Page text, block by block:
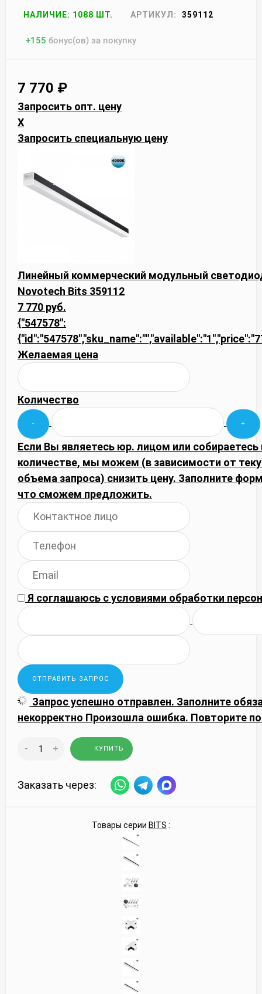
НАЛИЧИЕ: 1088 ШТ. АРТИКУЛ: 359112
+155 бонус(ов) за покупку
7 770 ₽
Запросить опт. цену
X
Запросить специальную цену
Линейный коммерческий модульный
Novotech Bits 359112
7 770 руб.
{"547578":
Желаемая цена
Количество
Если Вы являетесь юр. лицом или
количестве, мы можем (в зависимости от
объема запроса) снизить цену. Заполните
что сможем предложить.
Я соглашаюсь сусловиями обработки
Запрос успешно отправлен. Заполните
некорректно Произошла ошибка. Повторите
- + КУПИТЬ
Заказать через:
Товары серии BITS :